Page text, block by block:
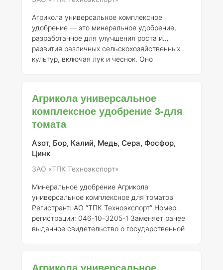
Агрикола универсальное комплексное
удобрение — это минеральное удобрение,
разработанное для улучшения роста и
развития различных сельскохозяйственных
культур, включая лук и чеснок. Оно
о государственной регистрации от 21.07.2015
№ 718. ### Описание удобрения Агрикола
представляет собой водорастворимое
сбалансированный набор макро- и
микроэлементов, необходимых для
Агрикола универсальное
комплексное удобрение 3-для
томата
Азот, Бор, Калий, Медь, Сера, Фосфор,
Цинк
ЗАО «ТПК Техноэкспорт»
Минеральное удобрение Агрикола
универсальное комплексное для томатов
Регистрант: АО “ТПК Техноэкспорт” Номер
регистрации: 046-10-3205-1 Заменяет ранее
выданное свидетельство о государственной